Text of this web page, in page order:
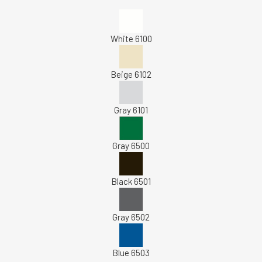
White 6100
Beige 6102
Gray 6101
Gray 6500
Black 6501
Gray 6502
Blue 6503